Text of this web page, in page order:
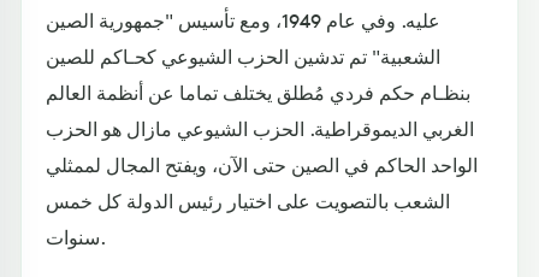
عليه. وفي عام 1949، ومع تأسيس "جمهورية الصين
الشعبية" تم تدشين الحزب الشيوعي كحـاكم للصين
بنظـام حكم فردي مُطلق يختلف تماما عن أنظمة العالم
الغربي الديموقراطية. الحزب الشيوعي مازال هو الحزب
الواحد الحاكم في الصين حتى الآن، ويفتح المجال لممثلي
الشعب بالتصويت على اختيار رئيس الدولة كل خمس
سنوات.